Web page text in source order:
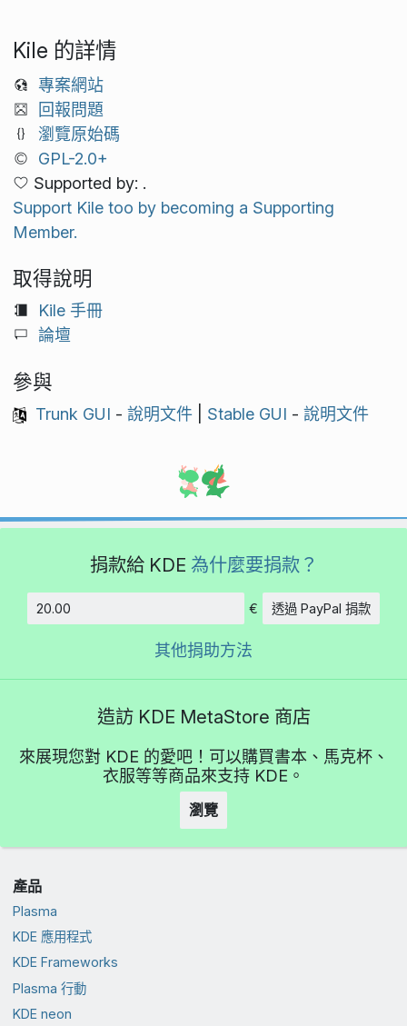
Kile 的詳情
專案網站
回報問題
瀏覽原始碼
GPL-2.0+
Supported by: .
Support Kile too by becoming a Supporting
Member.
取得說明
Kile 手冊
論壇
參與
Trunk GUI - 說明文件| Stable GUI - 說明文件
捐款給 KDE 為什麼要捐款？
€ 透過 PayPal 捐款
其他捐助方法
造訪 KDE MetaStore 商店
來展現您對 KDE 的愛吧！可以購買書本、馬克杯、
衣服等等商品來支持 KDE。
瀏覽
產品
Plasma
KDE 應用程式
KDE Frameworks
Plasma 行動
KDE neon